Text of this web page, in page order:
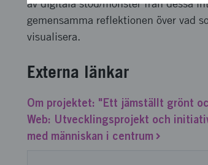
av digitala stöd/mönster från dessa
gemensamma reflektionen över vad
visualisera.
Externa länkar
Om projektet: "Ett jämställt grönt
Web: Utvecklingsprojekt och
med människan i centrum